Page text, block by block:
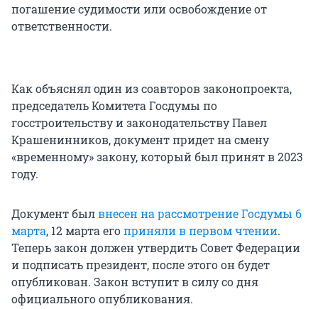
погашение судимости или освобождение от
ответственности.
Как объяснял один из соавторов законопроекта,
председатель Комитета Госдумы по
госстроительству и законодательству Павел
Крашенинников, документ придет на смену
«временному» закону, который был принят в 2023
году.
Документ былвнесен на рассмотрение Госдумы 6
марта, 12 марта егоприняли в первом чтении.
Теперь закон должен утвердить Совет Федерации
и подписать президент, после этого он будет
опубликован. Закон вступит в силу со дня
официального опубликования.